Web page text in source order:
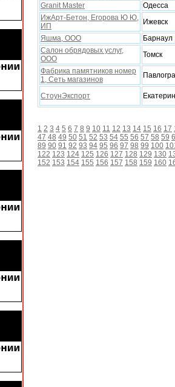
Granit Master
Одесса
ИжАрт-Бетон, Егорова Ю Ю,
ИП
Ижевск
Яшма, ООО
Барнаул
Салон обрядовых услуг,
ООО
Томск
Фабрика памятников номер
1, Сеть магазинов
СтоунЭкспорт
1 2 3 4 5 6 7 8 9 10 11 12 13 14 15 16 17
47 48 49 50 51 52 53 54 55 56 57 58 59
89 90 91 92 93 94 95 96 97 98 99 100
122 123 124 125 126 127 128 129 130
152 153 154 155 156 157 158 159 160